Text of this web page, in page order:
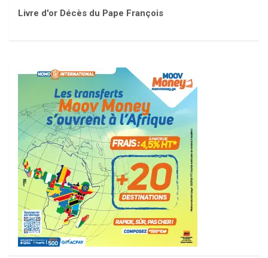
Livre d'or Décès du Pape François